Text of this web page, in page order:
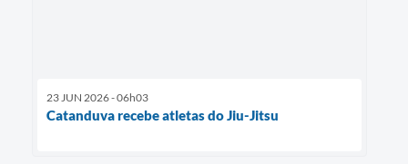
23 JUN 2026 - 06h03
Catanduva recebe atletas do Jiu-Jitsu